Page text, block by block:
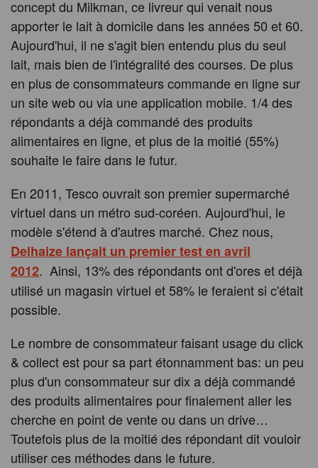
concept du Milkman, ce livreur qui venait nous
apporter le lait à domicile dans les années 50 et 60.
Aujourd'hui, il ne s'agit bien entendu plus du seul
lait, mais bien de l'intégralité des courses. De plus
en plus de consommateurs commande en ligne sur
un site web ou via une application mobile. 1/4 des
répondants a déjà commandé des produits
alimentaires en ligne, et plus de la moitié (55%)
souhaite le faire dans le futur.
En 2011, Tesco ouvrait son premier supermarché
virtuel dans un métro sud-coréen. Aujourd'hui, le
modèle s'étend à d'autres marché. Chez nous,
Delhaize lançait un premier test en avril
2012. Ainsi, 13% des répondants ont d'ores et déjà
utilisé un magasin virtuel et 58% le feraient si c'était
possible.
Le nombre de consommateur faisant usage du click
& collect est pour sa part étonnamment bas: un peu
plus d'un consommateur sur dix a déjà commandé
des produits alimentaires pour finalement aller les
cherche en point de vente ou dans un drive…
Toutefois plus de la moitié des répondant dit vouloir
utiliser ces méthodes dans le future.